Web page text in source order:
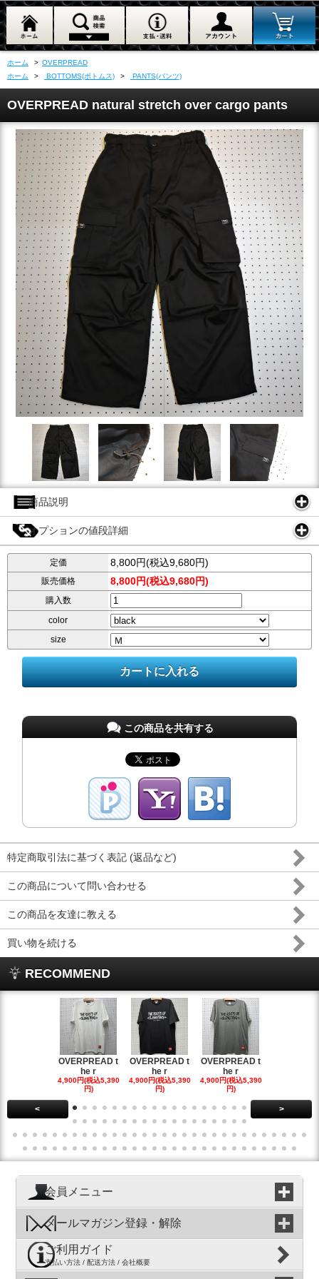
ホーム > OVERPREAD
ホーム
> BOTTOMS(ボトムス) > PANTS(パンツ)
OVERPREAD natural stretch over cargo pants
商品説明
オプションの値段詳細
定価 8,800円(税込9,680円)
販売価格 8,800円(税込9,680円)
購入数
color
size
この商品を共有する
特定商取引法に基づく表記 (返品など)
この商品について問い合わせる
この商品を友達に教える
買い物を続ける
RECOMMEND
OVERPREAD t
he r
4,900円(税込5,390
円)
OVERPREAD t
he r
4,900円(税込5,390
円)
OVERPREAD t
he r
4,900円(税込5,390
円)
< >
会員メニュー
メールマガジン登録・解除
ご利用ガイド
支払い方法 / 配送方法 / 会社概要